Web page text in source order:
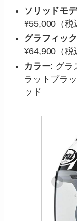
ソリッドモ
¥55,000（税
グラフィッ
¥64,900（税
カラー: グラ
ラットブラ
ッド